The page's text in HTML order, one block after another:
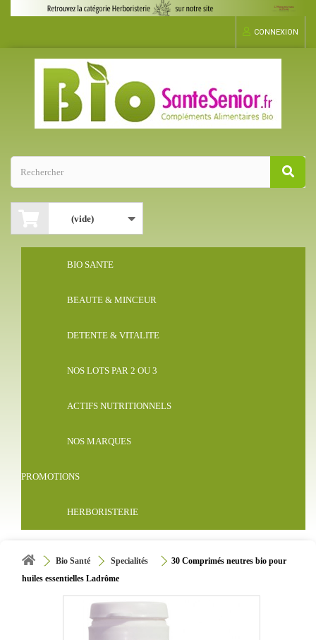
CONNEXION
(vide)
BIO SANTE
BEAUTE & MINCEUR
DETENTE & VITALITE
NOS LOTS PAR 2 OU 3
ACTIFS NUTRITIONNELS
NOS MARQUES
PROMOTIONS
HERBORISTERIE
Bio Santé Specialités
30 Comprimés neutres bio pour
huiles essentielles Ladrôme